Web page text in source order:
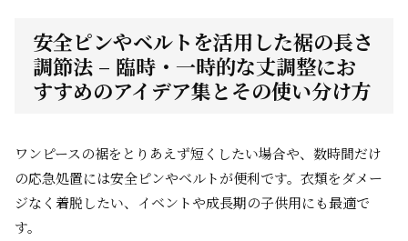
安全ピンやベルトを活用した裾の長さ
調節法 – 臨時・一時的な丈調整にお
すすめのアイデア集とその使い分け方
ワンピースの裾をとりあえず短くしたい場合や、数時間だけ
の応急処置には安全ピンやベルトが便利です。衣類をダメー
ジなく着脱したい、イベントや成長期の子供用にも最適で
す。